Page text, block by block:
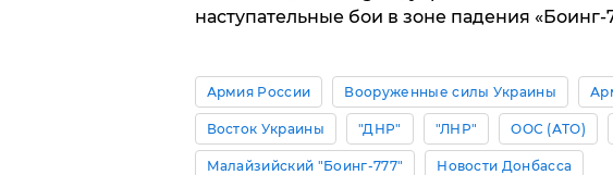
наступательные бои в зоне падения «Боинг-
Армия России Вооруженные силы Украины
Восток Украины "ДНР" "ЛНР" ООС (АТО)
Малайзийский "Боинг-777" Новости Донбасса